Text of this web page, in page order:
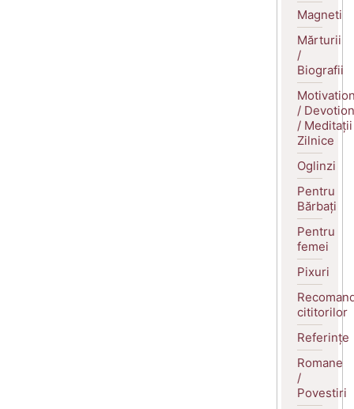
Magneti
Mărturii
/
Biografii
/
/ Meditații
Zilnice
Oglinzi
Pentru
Bărbați
Pentru
femei
Pixuri
cititorilor
Referințe
Romane
/
Povestiri